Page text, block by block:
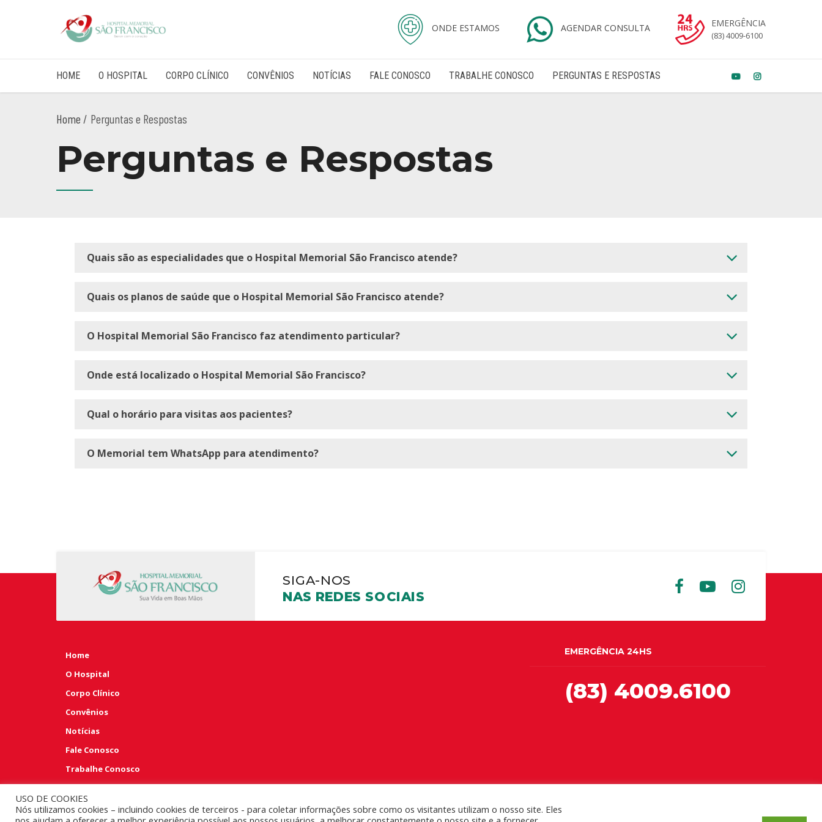
ONDE ESTAMOS AGENDAR CONSULTA EMERGÊNCIA
(83) 4009-6100
HOME O HOSPITAL CORPO CLÍNICO CONVÊNIOS NOTÍCIAS FALE CONOSCO TRABALHE CONOSCO PERGUNTAS E RESPOSTAS
Home Perguntas e Respostas
Perguntas e Respostas
Quais são as especialidades que o Hospital Memorial São Francisco atende?
Quais os planos de saúde que o Hospital Memorial São Francisco atende?
O Hospital Memorial São Francisco faz atendimento particular?
Onde está localizado o Hospital Memorial São Francisco?
Qual o horário para visitas aos pacientes?
O Memorial tem WhatsApp para atendimento?
SIGA-NOS
NAS REDES SOCIAIS
Home
O Hospital
Corpo Clínico
Convênios
Notícias
Fale Conosco
Trabalhe Conosco
Perguntas e Respostas
EMERGÊNCIA 24HS
(83) 4009.6100
USO DE COOKIES
Nós utilizamos cookies – incluindo cookies de terceiros - para coletar informações sobre como os visitantes utilizam o nosso site. Eles